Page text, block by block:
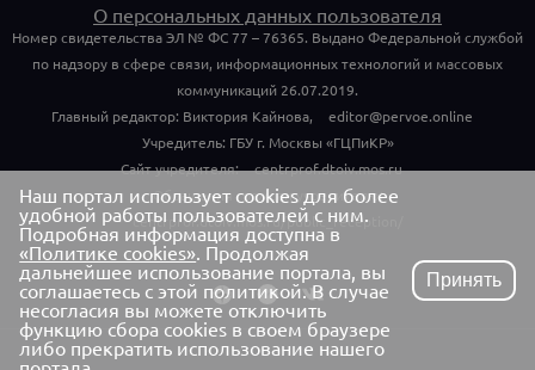
О персональных данных пользователя
Номер свидетельства ЭЛ № ФС 77 – 76365. Выдано Федеральной службой
по надзору в сфере связи, информационных технологий и массовых
коммуникаций 26.07.2019.
Главный редактор: Виктория Кайнова,
editor@pervoe.online
Учредитель: ГБУ г. Москвы «ГЦПиКР»
Сайт учредителя:
centrprof.dtoiv.mos.ru
Обращения граждан учредителю:
centrprof.dtoiv.mos.ru/public_reception/
Наш портал использует cookies для более
удобной работы пользователей с ним.
Подробная информация доступна в
«Политике cookies». Продолжая
дальнейшее использование портала, вы
соглашаетесь с этой политикой. В случае
несогласия вы можете отключить
функцию сбора cookies в своем браузере
либо прекратить использование нашего
Принять